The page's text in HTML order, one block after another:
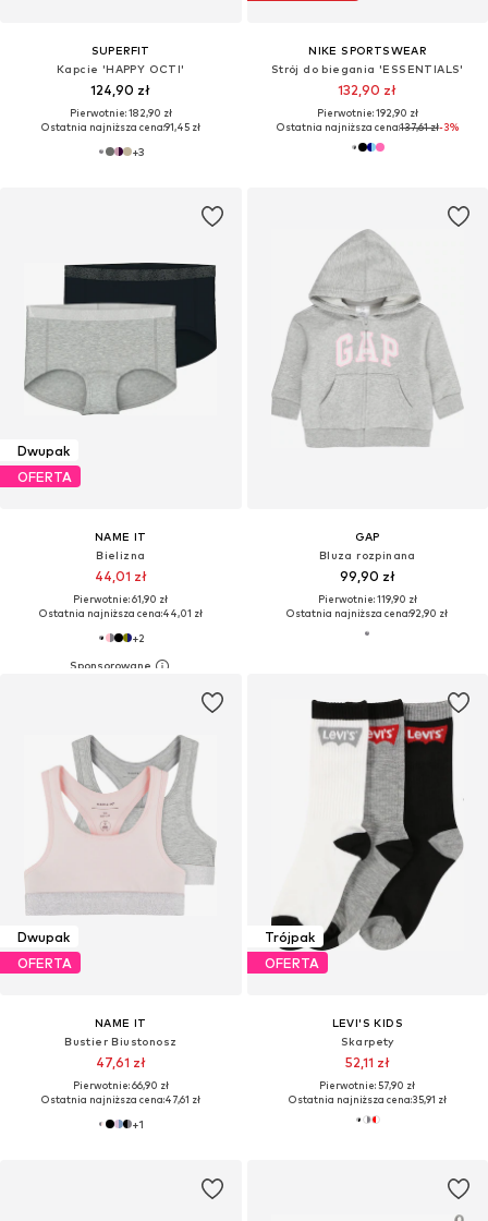
SUPERFIT
Kapcie 'HAPPY OCTI'
124,90 zł
Pierwotnie: 182,90 zł
Ostatnia najniższa cena:91,45 zł
+3
NIKE SPORTSWEAR
Strój do biegania 'ESSENTIALS'
132,90 zł
Pierwotnie: 192,90 zł
Ostatnia najniższa cena:137,61 zł-3%
Dwupak
OFERTA
NAME IT
Bielizna
44,01 zł
Pierwotnie: 61,90 zł
Ostatnia najniższa cena:44,01 zł
+2
GAP
Bluza rozpinana
99,90 zł
Pierwotnie: 119,90 zł
Ostatnia najniższa cena:92,90 zł
Dwupak
OFERTA
NAME IT
Bustier Biustonosz
47,61 zł
Pierwotnie: 66,90 zł
Ostatnia najniższa cena:47,61 zł
+1
Trójpak
OFERTA
LEVI'S KIDS
Skarpety
52,11 zł
Pierwotnie: 57,90 zł
Ostatnia najniższa cena:35,91 zł